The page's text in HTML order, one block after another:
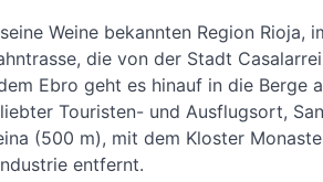
Weine bekannten Region
die von der Stadt
Ebro geht es hinauf in die Berge
Touristen- und Ausflugsort,
(500 m), mit dem Kloster
entfernt.